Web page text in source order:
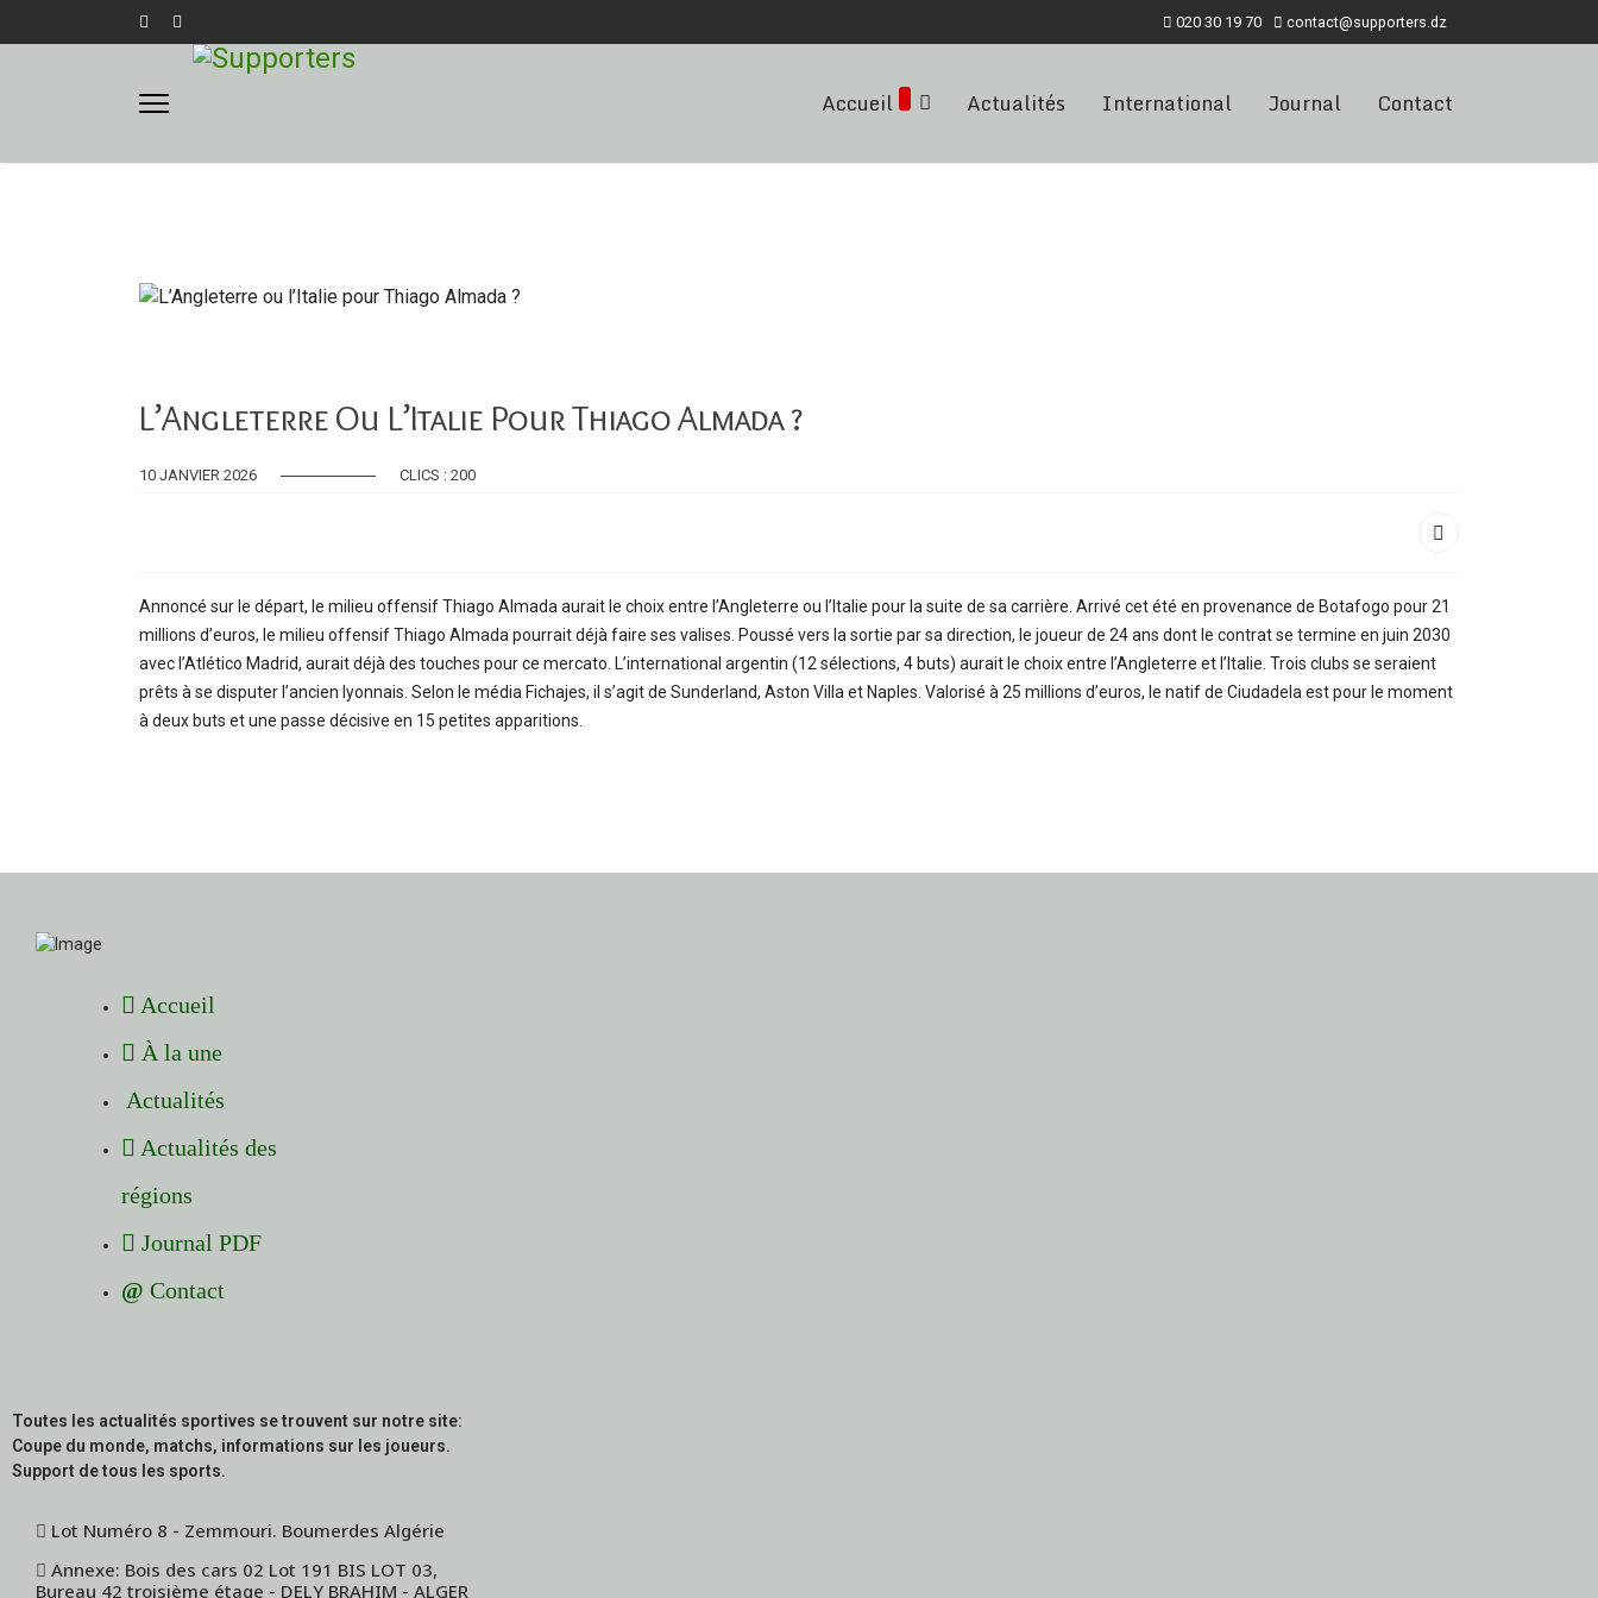
020 30 19 70 contact@supporters.dz
Accueil Actualités International Journal Contact
L’Angleterre Ou L’Italie Pour Thiago Almada ?
10 JANVIER 2026 CLICS : 200
Annoncé sur le départ, le milieu offensif Thiago Almada aurait le choix entre l’Angleterre ou l’Italie pour la suite de sa carrière. Arrivé cet été en provenance de Botafogo pour 21
millions d’euros, le milieu offensif Thiago Almada pourrait déjà faire ses valises. Poussé vers la sortie par sa direction, le joueur de 24 ans dont le contrat se termine en juin 2030
avec l’Atlético Madrid, aurait déjà des touches pour ce mercato. L’international argentin (12 sélections, 4 buts) aurait le choix entre l’Angleterre et l’Italie. Trois clubs se seraient
prêts à se disputer l’ancien lyonnais. Selon le média Fichajes, il s’agit de Sunderland, Aston Villa et Naples. Valorisé à 25 millions d’euros, le natif de Ciudadela est pour le moment
à deux buts et une passe décisive en 15 petites apparitions.
Accueil
À la une
Actualités
Actualités des
régions
Journal PDF
Contact
Toutes les actualités sportives se trouvent sur notre site:
Coupe du monde, matchs, informations sur les joueurs.
Support de tous les sports.
Lot Numéro 8 - Zemmouri. Boumerdes Algérie
Annexe: Bois des cars 02 Lot 191 BIS LOT 03,
Bureau 42 troisième étage - DELY BRAHIM - ALGER